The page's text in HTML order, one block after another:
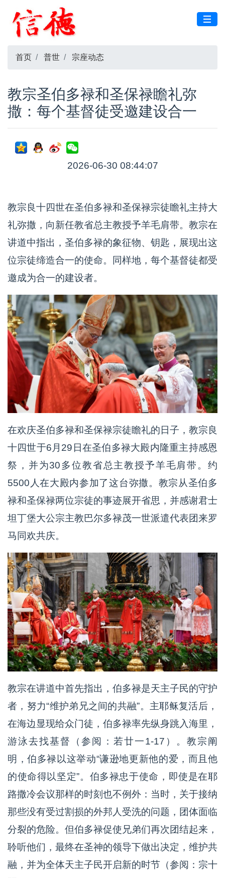
首页 普世 宗座动态
教宗圣伯多禄和圣保禄瞻礼弥
撒：每个基督徒受邀建设合一
2026-06-30 08:44:07
教宗良十四世在圣伯多禄和圣保禄宗徒瞻礼主持大
礼弥撒，向新任教省总主教授予羊毛肩带。教宗在
讲道中指出，圣伯多禄的象征物、钥匙，展现出这
位宗徒缔造合一的使命。同样地，每个基督徒都受
邀成为合一的建设者。
在欢庆圣伯多禄和圣保禄宗徒瞻礼的日子，教宗良
十四世于6月29日在圣伯多禄大殿内隆重主持感恩
祭，并为30多位教省总主教授予羊毛肩带。约
5500人在大殿内参加了这台弥撒。教宗从圣伯多
禄和圣保禄两位宗徒的事迹展开省思，并感谢君士
坦丁堡大公宗主教巴尔多禄茂一世派遣代表团来罗
马同欢共庆。
教宗在讲道中首先指出，伯多禄是天主子民的守护
者，努力“维护弟兄之间的共融”。主耶稣复活后，
在海边显现给众门徒，伯多禄率先纵身跳入海里，
游泳去找基督（参阅：若廿一1-17）。教宗阐
明，伯多禄以这举动“谦逊地更新他的爱，而且他
的使命得以坚定”。伯多禄忠于使命，即使是在耶
路撒冷会议那样的时刻也不例外：当时，关于接纳
那些没有受过割损的外邦人受洗的问题，团体面临
分裂的危险。但伯多禄促使兄弟们再次团结起来，
聆听他们，最终在圣神的领导下做出决定，维护共
融，并为全体天主子民开启新的时节（参阅：宗十